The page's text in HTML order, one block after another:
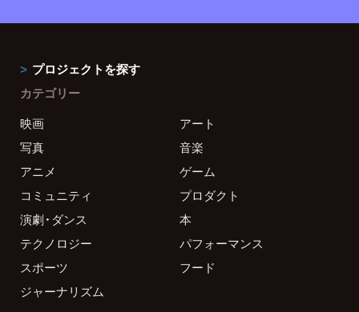
プロジェクトを探す
カテゴリー
映画
アート
写真
音楽
アニメ
ゲーム
コミュニティ
プロダクト
演劇・ダンス
本
テクノロジー
パフォーマンス
スポーツ
フード
ジャーナリズム